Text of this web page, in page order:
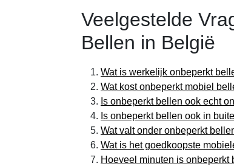
Veelgestelde
Bellen in België
Wat is werkelijk onbeperkt
Wat kost onbeperkt mobiel
Is onbeperkt bellen ook echt
Is onbeperkt bellen ook in
Wat valt onder onbeperkt
Wat is het goedkoopste
Hoeveel minuten is onbeperkt